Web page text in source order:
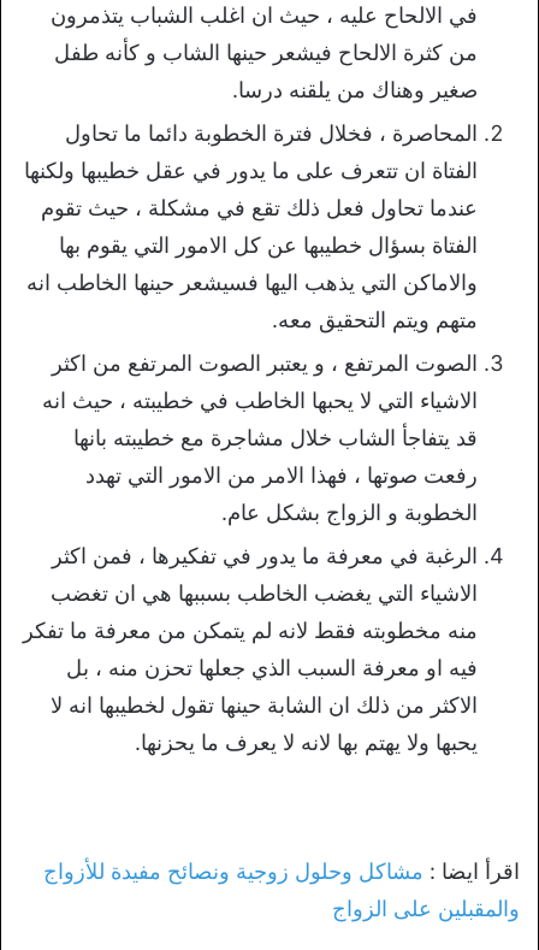
في الالحاح عليه ، حيث ان اغلب الشباب يتذمرون
من كثرة الالحاح فيشعر حينها الشاب و كأنه طفل
صغير وهناك من يلقنه درسا.
المحاصرة ، فخلال فترة الخطوبة دائما ما تحاول
الفتاة ان تتعرف على ما يدور في عقل خطيبها ولكنها
عندما تحاول فعل ذلك تقع في مشكلة ، حيث تقوم
الفتاة بسؤال خطيبها عن كل الامور التي يقوم بها
والاماكن التي يذهب اليها فسيشعر حينها الخاطب انه
متهم ويتم التحقيق معه.
الصوت المرتفع ، و يعتبر الصوت المرتفع من اكثر
الاشياء التي لا يحبها الخاطب في خطيبته ، حيث انه
قد يتفاجأ الشاب خلال مشاجرة مع خطيبته بانها
رفعت صوتها ، فهذا الامر من الامور التي تهدد
الخطوبة و الزواج بشكل عام.
الرغبة في معرفة ما يدور في تفكيرها ، فمن اكثر
الاشياء التي يغضب الخاطب بسببها هي ان تغضب
منه مخطوبته فقط لانه لم يتمكن من معرفة ما تفكر
فيه او معرفة السبب الذي جعلها تحزن منه ، بل
الاكثر من ذلك ان الشابة حينها تقول لخطيبها انه لا
يحبها ولا يهتم بها لانه لا يعرف ما يحزنها.
اقرأ ايضا : مشاكل وحلول زوجية ونصائح مفيدة للأزواج
والمقبلين على الزواج